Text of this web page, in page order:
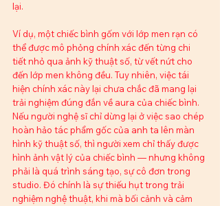
lại.
Ví dụ, một chiếc bình gốm với lớp men rạn có
thể được mô phỏng chính xác đến từng chi
tiết nhỏ qua ảnh kỹ thuật số, từ vết nứt cho
đến lớp men không đều. Tuy nhiên, việc tái
hiện chính xác này lại chưa chắc đã mang lại
trải nghiệm đúng đắn về aura của chiếc bình.
Nếu người nghệ sĩ chỉ dừng lại ở việc sao chép
hoàn hảo tác phẩm gốc của anh ta lên màn
hình kỹ thuật số, thì người xem chỉ thấy được
hình ảnh vật lý của chiếc bình — nhưng không
phải là quá trình sáng tạo, sự cô đơn trong
studio. Đó chính là sự thiếu hụt trong trải
nghiệm nghệ thuật, khi mà bối cảnh và cảm